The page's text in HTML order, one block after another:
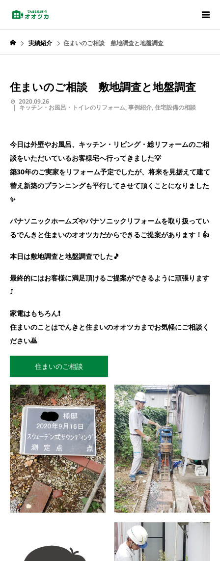
実績紹介 住まいのご相談 敷地調査と地盤調査
住まいのご相談 敷地調査と地盤調査
2020.09.26
キッチン・お風呂・トイレのリフォーム,事例紹介,住宅設備の相談
今日は外壁やお風呂、キッチン・リビング・総リフォームのご相
談をいただいているお客様宅へ行ってきました💡
築30年のご実家をリフォーム予定でしたが、将来を見据えて建て
替え新築のプランニングも平行してさせて頂くことになりました
✨
パナソニックホームズやパナソニックリフォームを取り扱ってい
るでんきと住まいのオオツカだからできるご提案があります！👍
本日は敷地調査と地盤調査でした🎵
最終的にはお客様に満足頂けるご提案ができるように頑張ります
⤴️
家電はもちろん❗
住まいのことはでんきと住まいのオオツカまでお気軽にご相談く
ださい🙇
住まいのご相談